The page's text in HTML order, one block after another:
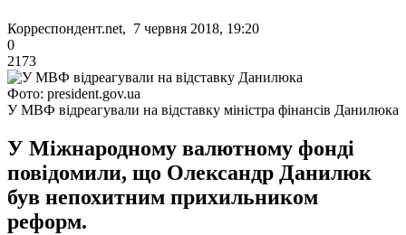
Корреспондент.net, 7 червня 2018, 19:20
0
2173
Фото: president.gov.ua
У МВФ відреагували на відставку міністра фінансів Данилюка
У Міжнародному валютному фонді
повідомили, що Олександр Данилюк
був непохитним прихильником
реформ.